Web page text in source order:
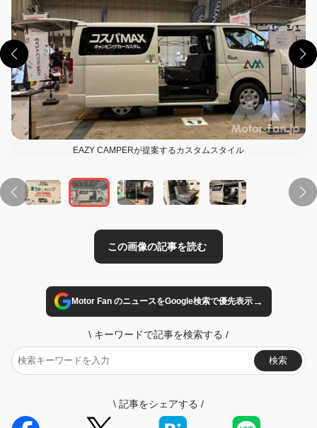
EAZY CAMPERが提案するカスタムスタイル
Motor Fan のニュースをGoogle検索で優先表示→
\ キーワードで記事を検索する /
検索
\ 記事をシェアする /